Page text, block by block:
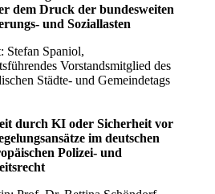
dem Druck der bundesweiten
und Soziallasten
Stefan Spaniol,
Vorstandsmitglied des
Städte- und Gemeindetags
durch KI oder Sicherheit vor
im deutschen
Polizei- und